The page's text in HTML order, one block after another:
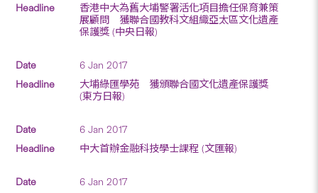
香港中大為舊大埔警署活化項目擔任保育兼策
展顧問 獲聯合國教科文組織亞太區文化遺產
保護獎 (中央日報)
6 Jan 2017
大埔綠匯學苑 獲頒聯合國文化遺產保護獎
(東方日報)
6 Jan 2017
中大首辦金融科技學士課程 (文匯報)
6 Jan 2017